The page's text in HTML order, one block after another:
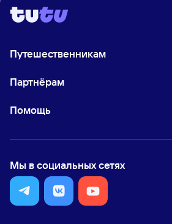
Путешественникам
Партнёрам
Помощь
Мы в социальных сетях